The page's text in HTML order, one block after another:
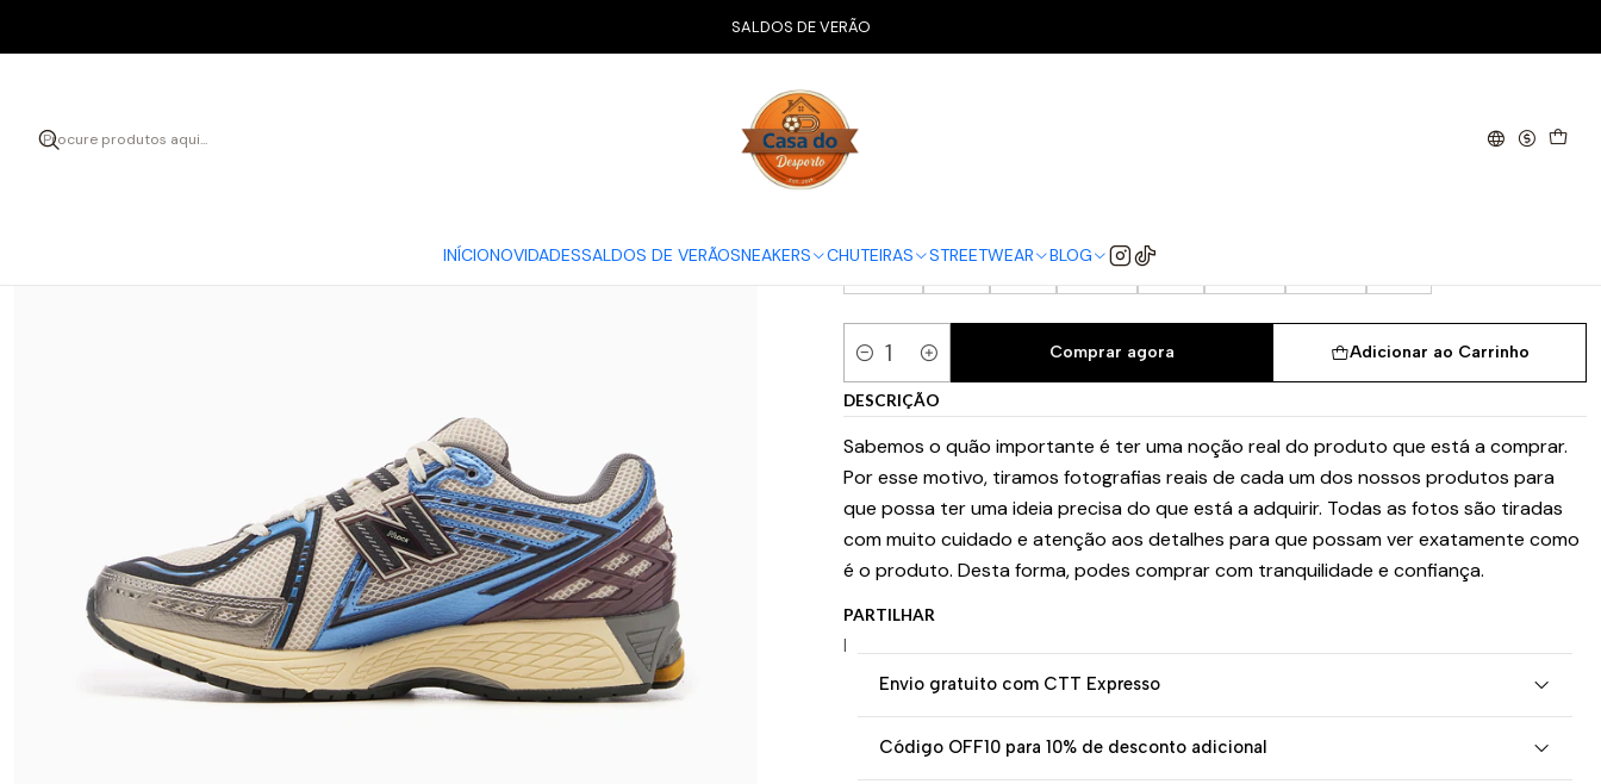
INÍCIONOVIDADESSALDOS DE VERÃOSNEAKERS CHUTEIRAS STREETWEAR BLOG
SALDOS DE VERÃO
New Balance 1906R New Balance 1906R Blue Moonbeam
New Balance 1906R Blue Moonbeam
44.5
Quantidade
Adicionar ao Carrinho
Comprar agora
DESCRIÇÃO
Sabemos o quão importante é ter uma noção real do produto que está a comprar.
Por esse motivo, tiramos fotografias reais de cada um dos nossos produtos para
que possa ter uma ideia precisa do que está a adquirir. Todas as fotos são tiradas
com muito cuidado e atenção aos detalhes para que possam ver exatamente como
é o produto. Desta forma, podes comprar com tranquilidade e confiança.
PARTILHAR
|
Envio gratuito com CTT Expresso
Código OFF10 para 10% de desconto adicional